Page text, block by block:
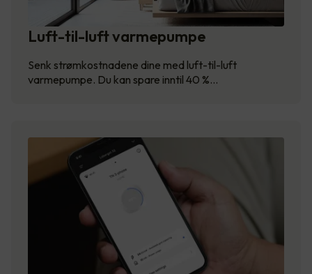
Luft-til-luft varmepumpe
Senk strømkostnadene dine med luft-til-luft
varmepumpe. Du kan spare inntil 40 %…